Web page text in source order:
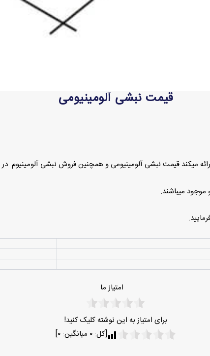
قیمت نبشی آلومینیومی
میکند قیمت نبشی آلومینیومی و همچنین فروش نبشی آلومینیوم
موجود میباشند.
امتیاز ما
برای امتیاز به این نوشته کلیک کنید!
[کل:۰ میانگین:۰]